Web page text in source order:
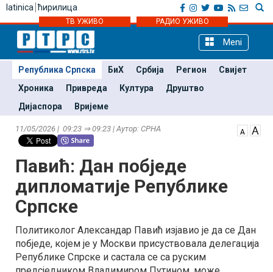
latinica ћирилица
ТВ УЖИВО РАДИО УЖИВО
Meni
Република Српска БиХ Србија Регион
Свијет
Хроника
Привреда Култура
Друштво
Дијаспора
Вријеме
11/05/2026 | 09:23 ⇒ 09:23 | Аутор: СРНА
Павић: Дан побједе
дипломатије Републике
Српске
Политиколог Александар Павић изјавио је да се Дан
побједе, којем је у Москви присуствовала делегација
Републике Спрске и састала се са руским